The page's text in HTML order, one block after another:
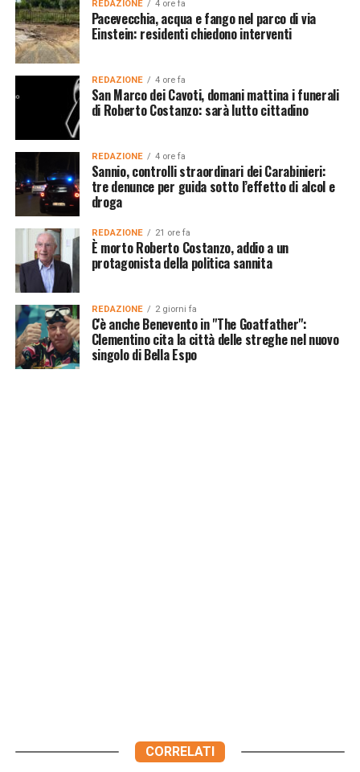
REDAZIONE 4 ore fa
Pacevecchia, acqua e fango nel parco di via
Einstein: residenti chiedono interventi
REDAZIONE 4 ore fa
San Marco dei Cavoti, domani mattina i funerali
di Roberto Costanzo: sarà lutto cittadino
REDAZIONE 4 ore fa
Sannio, controlli straordinari dei Carabinieri:
tre denunce per guida sotto l’effetto di alcol e
droga
REDAZIONE 21 ore fa
È morto Roberto Costanzo, addio a un
protagonista della politica sannita
REDAZIONE 2 giorni fa
C'è anche Benevento in "The Goatfather":
Clementino cita la città delle streghe nel nuovo
singolo di Bella Espo
CORRELATI